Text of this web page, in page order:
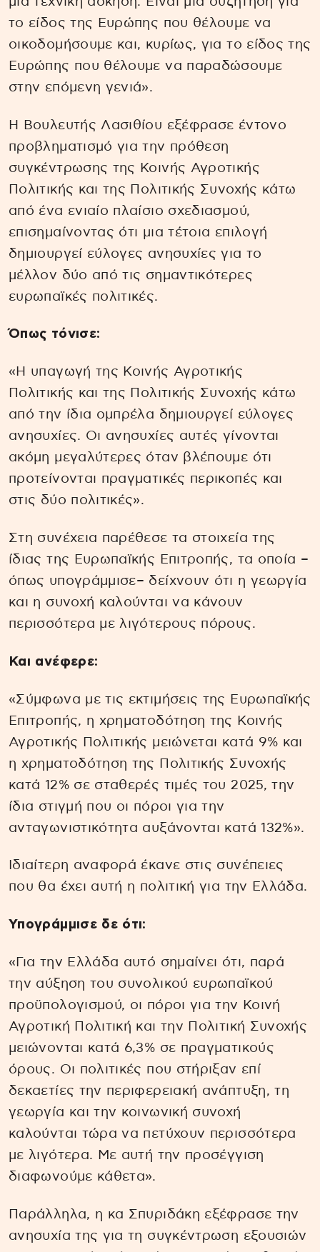
το είδος της Ευρώπης που θέλουμε να
οικοδομήσουμε και, κυρίως, για το είδος της
Ευρώπης που θέλουμε να παραδώσουμε
στην επόμενη γενιά».
Η Βουλευτής Λασιθίου εξέφρασε έντονο
προβληματισμό για την πρόθεση
συγκέντρωσης της Κοινής Αγροτικής
Πολιτικής και της Πολιτικής Συνοχής κάτω
από ένα ενιαίο πλαίσιο σχεδιασμού,
επισημαίνοντας ότι μια τέτοια επιλογή
δημιουργεί εύλογες ανησυχίες για το
μέλλον δύο από τις σημαντικότερες
ευρωπαϊκές πολιτικές.
Όπως τόνισε:
«Η υπαγωγή της Κοινής Αγροτικής
Πολιτικής και της Πολιτικής Συνοχής κάτω
από την ίδια ομπρέλα δημιουργεί εύλογες
ανησυχίες. Οι ανησυχίες αυτές γίνονται
ακόμη μεγαλύτερες όταν βλέπουμε ότι
προτείνονται πραγματικές περικοπές και
στις δύο πολιτικές».
Στη συνέχεια παρέθεσε τα στοιχεία της
ίδιας της Ευρωπαϊκής Επιτροπής, τα οποία –
όπως υπογράμμισε– δείχνουν ότι η γεωργία
και η συνοχή καλούνται να κάνουν
περισσότερα με λιγότερους πόρους.
Και ανέφερε:
«Σύμφωνα με τις εκτιμήσεις της Ευρωπαϊκής
Επιτροπής, η χρηματοδότηση της Κοινής
Αγροτικής Πολιτικής μειώνεται κατά 9% και
η χρηματοδότηση της Πολιτικής Συνοχής
κατά 12% σε σταθερές τιμές του 2025, την
ίδια στιγμή που οι πόροι για την
ανταγωνιστικότητα αυξάνονται κατά 132%».
Ιδιαίτερη αναφορά έκανε στις συνέπειες
που θα έχει αυτή η πολιτική για την Ελλάδα.
Υπογράμμισε δε ότι:
«Για την Ελλάδα αυτό σημαίνει ότι, παρά
την αύξηση του συνολικού ευρωπαϊκού
προϋπολογισμού, οι πόροι για την Κοινή
Αγροτική Πολιτική και την Πολιτική Συνοχής
μειώνονται κατά 6,3% σε πραγματικούς
όρους. Οι πολιτικές που στήριξαν επί
δεκαετίες την περιφερειακή ανάπτυξη, τη
γεωργία και την κοινωνική συνοχή
καλούνται τώρα να πετύχουν περισσότερα
με λιγότερα. Με αυτή την προσέγγιση
διαφωνούμε κάθετα».
Παράλληλα, η κα Σπυριδάκη εξέφρασε την
ανησυχία της για τη συγκέντρωση εξουσιών